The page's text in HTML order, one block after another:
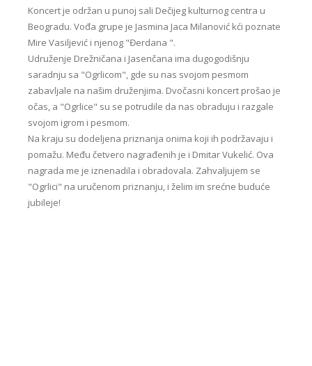
Koncert je održan u punoj sali Dečijeg kulturnog centra u
Beogradu. Vođa grupe je Jasmina Jaca Milanović kći poznate
Mire Vasiljević i njenog "Đerdana ".
Udruženje Drežničana i Jasenčana ima dugogodišnju
saradnju sa "Ogrlicom", gde su nas svojom pesmom
zabavljale na našim druženjima. Dvočasni koncert prošao je
očas, a "Ogrlice" su se potrudile da nas obraduju i razgale
svojom igrom i pesmom.
Na kraju su dodeljena priznanja onima koji ih podržavaju i
pomažu. Među četvero nagrađenih je i Dmitar Vukelić. Ova
nagrada me je iznenadila i obradovala. Zahvaljujem se
"Ogrlici" na uručenom priznanju, i želim im srećne buduće
jubileje!